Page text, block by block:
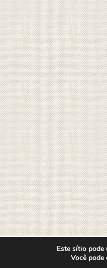
Este sítio
Você